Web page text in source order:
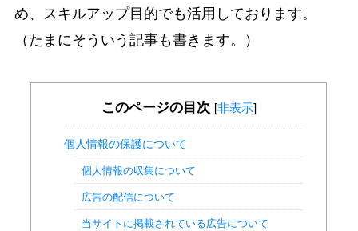
め、スキルアップ目的でも活用しております。
（たまにそういう記事も書きます。）
このページの目次 [非表示]
個人情報の保護について
個人情報の収集について
広告の配信について
当サイトに掲載されている広告について